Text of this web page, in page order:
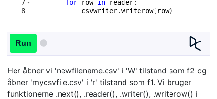
7
8
for row in reader:
csvwriter.writerow( row)
Run
Her åbner vi 'newfilename.csv' i 'W' tilstand som f2 og
åbner 'mycsvfile.csv' i 'r' tilstand som f1. Vi bruger
funktionerne .next(), .reader(), .writer(), .writerow() i